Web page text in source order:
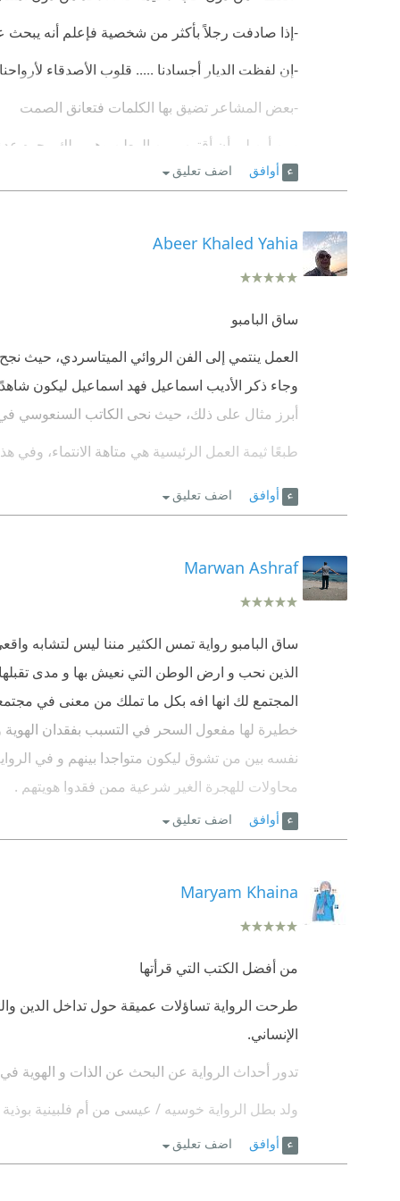
-إذا صادفت رجلاً بأكثر من شخصية فإعلم أنه يبحث
-إن لفظت الديار أجسادنا ..... قلوب الأصدقاء
-بعض المشاعر تضيق بها الكلمات فتعانق الصمت
-من أين لي أن أقترب من الوطن وهو يملك وجوه
أن تبدأ بقرآءة رواية وانت في قمة انشغالك بمشاريع
كنت بحاجة مآسة لمثل هذه الرواية التي تظهر
تطرقت لمواضيع عدة
العنصرية ... تقاليد ... النميمة ... الطبقية .... الأخوة
النهاية أعجبتني بشدة كيف تدل على أن عيسى سوف
أتوق لأهديها لبعض الشخصيات في محيطي لعل وعيسى
عن أهلهم ووطنهم فلا داعي ايضاً بتجريعهم الاهانات
أوافق اضف تعليق
Abeer Khaled Yahia
ساق البامبو
العمل ينتمي إلى الفن الروائي الميتاسردي، حيث
وجاء ذكر الأديب اسماعيل فهد اسماعيل ليكون
أبرز مثال على ذلك، حيث نحى الكاتب السنعوسي في
طبعًا ثيمة العمل الرئيسية هي متاهة الانتماء،
لينقض مفهوم المواطنة)، ومن العقائد المجتمعية
أوافق اضف تعليق
Marwan Ashraf
ساق البامبو رواية تمس الكثير مننا ليس لتشابه
الذين نحب و ارض الوطن التي نعيش بها و مدى تقبلها
المجتمع لك انها افه بكل ما تملك من معنى في
خطيرة لها مفعول السحر في التسبب بفقدان
نفسه بين من تشوق ليكون متواجدا بينهم و في
محاولات للهجرة الغير شرعية ممن فقدوا هويتهم .
كل هذا و اكثر شعرت به من خلال صفحات الرواية
أوافق اضف تعليق
Maryam Khaina
من أفضل الكتب التي قرأتها
طرحت الرواية تساؤلات عميقة حول تداخل الدين
الإنساني.
تدور أحداث الرواية عن البحث عن الذات و الهوية
ولد بطل الرواية خوسيه / عيسى من أم فلبينية
كانت تعمل خادمة لدى عائلة والده في الكويت
أوافق اضف تعليق